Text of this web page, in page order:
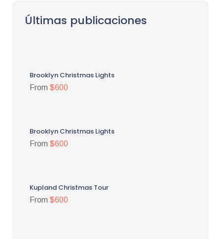
Últimas publicaciones
Brooklyn Christmas Lights
From $600
Brooklyn Christmas Lights
From $600
Kupland Christmas Tour
From $600